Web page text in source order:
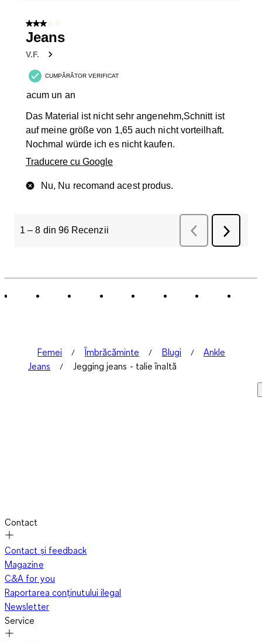
3 din 5 stele.
Jeans
V.F.
CUMPĂRĂTOR VERIFICAT
acum un an
Das Material ist nicht sehr angenehm,Schnitt ist
auf meine größe von 1,65 auch nicht vorteilhaft.
Nochmal würde ich es nicht kaufen.
Traducere cu Google
Nu, Nu recomand acest produs.
1 – 8 din 96 Recenzii Înapoi Recenzii
Înainte
Femei Îmbrăcăminte Blugi
Ankle
Jeans
Jegging jeans - talie înaltă
Contact
Contact și feedback
Magazine
C&A for you
Raportarea conținutului ilegal
Newsletter
Service